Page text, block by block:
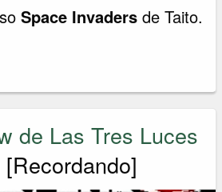
Space Invaders de Taito.
de Las Tres Luces
[Recordando]